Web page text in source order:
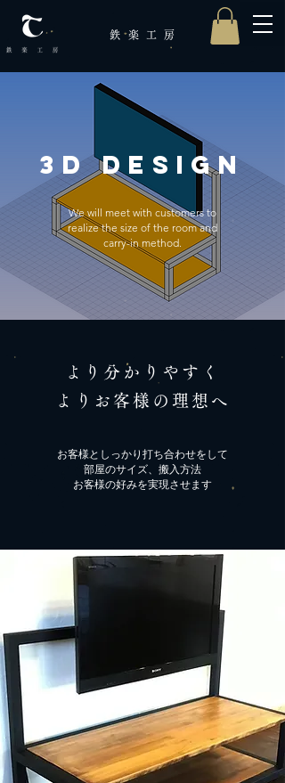
鉄楽工 房
3D design
We will meet with customers to
realize the size of the room and
carry-in method.
より分かりやすく
よりお客様の​理想へ
お客様としっかり打ち合わせをして
部屋のサイズ、搬入方法
​お客様の好みを実現させます